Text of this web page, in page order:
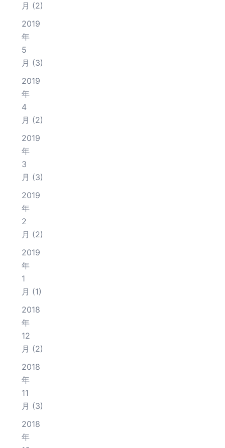
月 (2)
2019
年
5
月 (3)
2019
年
4
月 (2)
2019
年
3
月 (3)
2019
年
2
月 (2)
2019
年
1
月 (1)
2018
年
12
月 (2)
2018
年
11
月 (3)
2018
年